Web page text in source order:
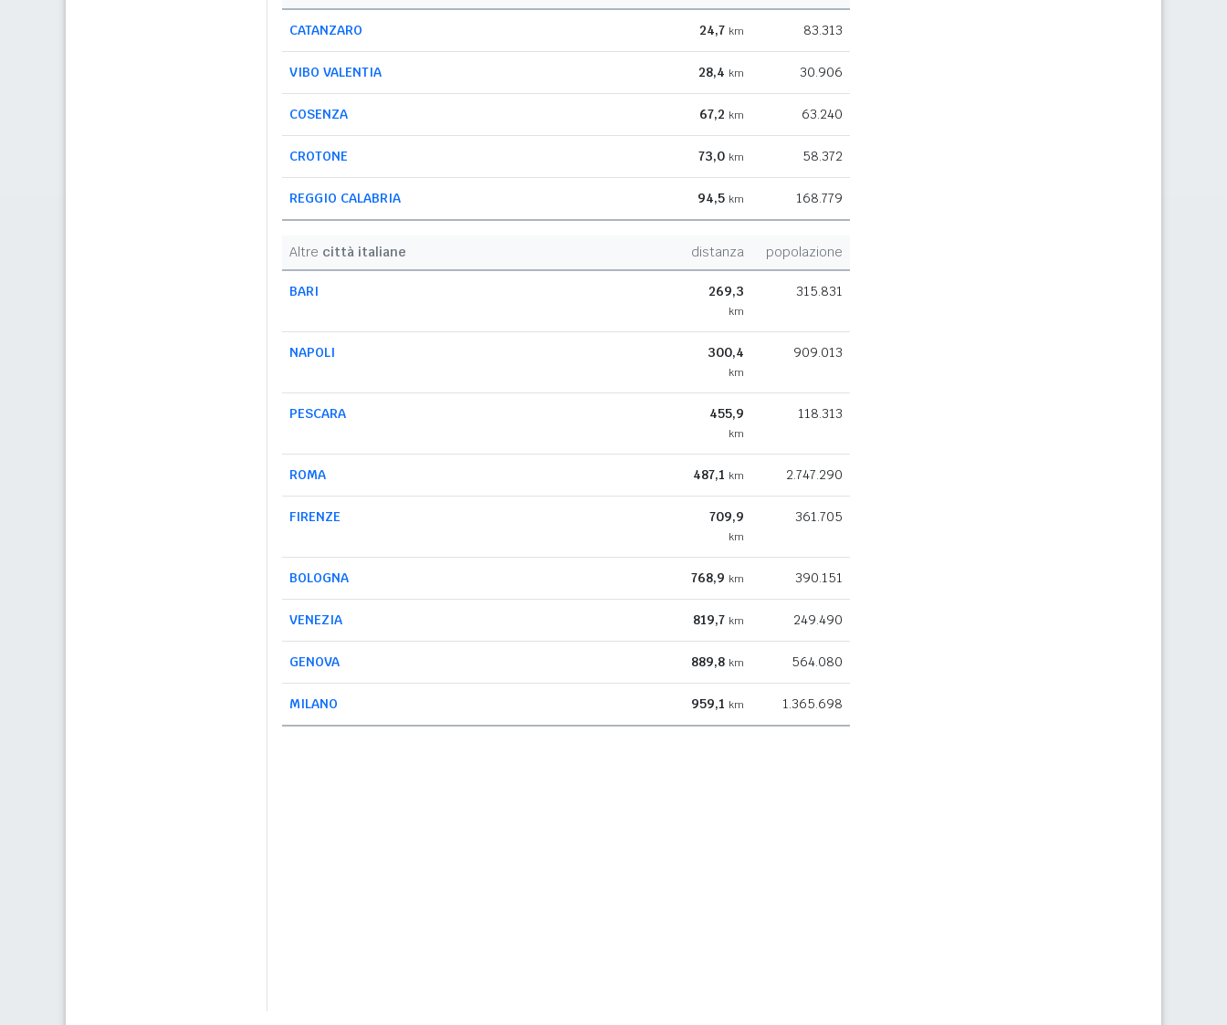
CATANZARO 24,7 km 83.313
VIBO VALENTIA 28,4 km 30.906
COSENZA 67,2 km 63.240
CROTONE 73,0 km 58.372
REGGIO CALABRIA 94,5 km 168.779
Altre città italiane distanza popolazione
BARI 269,3
km
315.831
NAPOLI 300,4
km
909.013
PESCARA 455,9
km
118.313
ROMA 487,1 km 2.747.290
FIRENZE 709,9
km
361.705
BOLOGNA 768,9 km 390.151
VENEZIA 819,7 km 249.490
GENOVA 889,8 km 564.080
MILANO 959,1 km 1.365.698